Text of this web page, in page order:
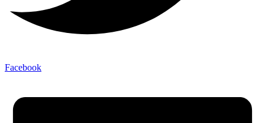
Facebook